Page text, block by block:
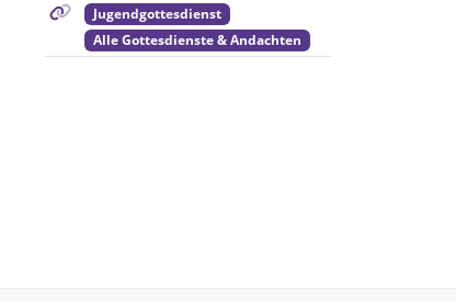
Jugendgottesdienst
Alle Gottesdienste & Andachten